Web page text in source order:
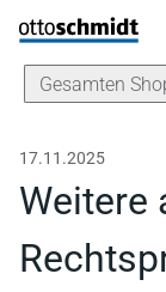
Direkt zum Inhalt
17.11.2025
Weitere